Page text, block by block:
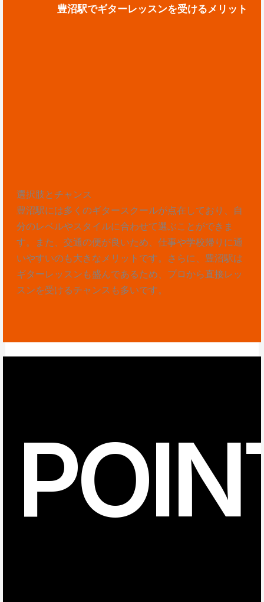
豊沼駅でギターレッスンを受けるメリット
選択肢とチャンス
豊沼駅には多くのギタースクールが点在しており、自
分のレベルやスタイルに合わせて選ぶことができま
す。また、交通の便が良いため、仕事や学校帰りに通
いやすいのも大きなメリットです。さらに、豊沼駅は
ギターレッスンも盛んであるため、プロから直接レッ
スンを受けるチャンスも多いです。